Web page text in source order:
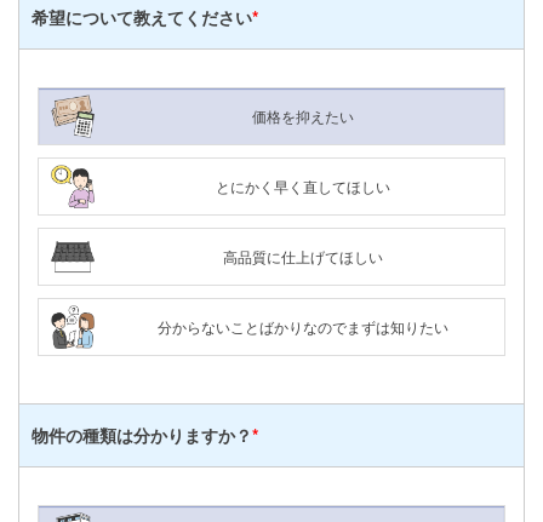
希望について教えてください*
価格を抑えたい
とにかく早く直してほしい
高品質に仕上げてほしい
分からないことばかりなのでまずは知りたい
物件の種類は分かりますか？*